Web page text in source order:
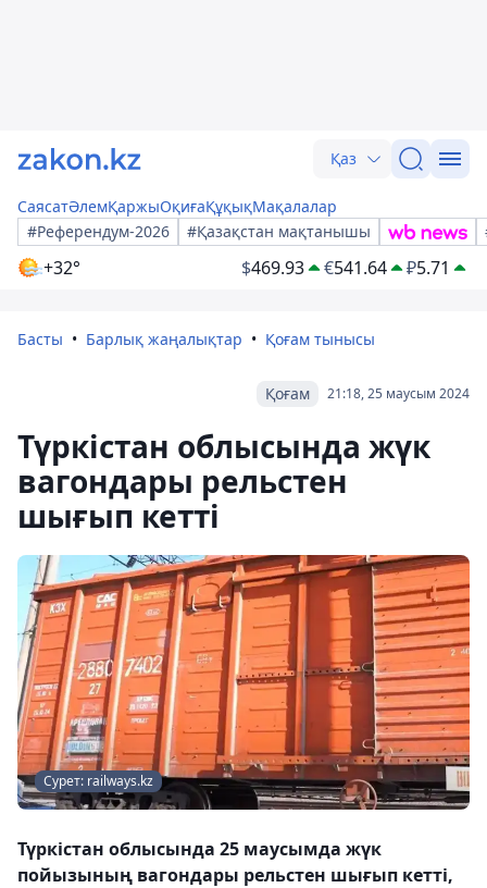
Қаз
СаясатӘлемҚаржыОқиғаҚұқықМақалалар
#Референдум-2026
#Қазақстан мақтанышы
+32° $469.93 €541.64 ₽5.71
Басты Барлық жаңалықтар Қоғам тынысы
21:18, 25 маусым 2024
Қоғам
Түркістан облысында жүк
вагондары рельстен
шығып кетті
Сурет: railways.kz
Түркістан облысында 25 маусымда жүк
пойызының вагондары рельстен шығып кетті,